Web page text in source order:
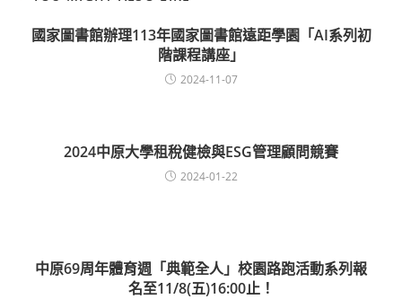
國家圖書館辦理113年國家圖書館遠距學園「AI系列初
階課程講座」
2024-11-07
2024中原大學租稅健檢與ESG管理顧問競賽
2024-01-22
中原69周年體育週「典範全人」校園路跑活動系列報
名至11/8(五)16:00止！